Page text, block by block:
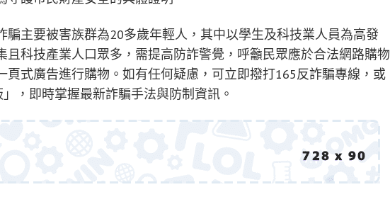
騙主要被害族群為20多歲年輕人，其中以學生及科技業人員為高發
且科技產業人口眾多，需提高防詐警覺，呼籲民眾應於合法網路購物
頁式廣告進行購物。如有任何疑慮，可立即撥打165反詐騙專線，或
，即時掌握最新詐騙手法與防制資訊。